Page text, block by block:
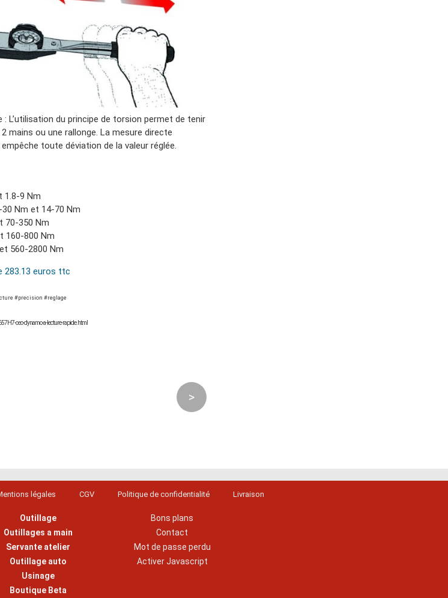
L’utilisation du principe de torsion permet de tenir
mains ou une rallonge. La mesure directe
toute déviation de la valeur réglée.
1.8-9 Nm
Nm et 14-70 Nm
70-350 Nm
160-800 Nm
560-2800 Nm
283.13 euros ttc
#precision #reglage
ceo-dynamo-a-lecture-rapide.html
>
légales CGV Politique de confidentialité Livraison
Outillage
Outillages a main
Servante atelier
Outillage auto
Usinage
Boutique Beta
Bons plans
Contact
Mot de passe perdu
Activer Javascript